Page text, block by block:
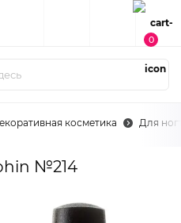
0
косметика Для
№214